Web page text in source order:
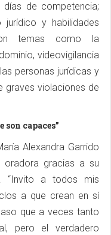
de competencia;
jurídico y habilidades
temas como la
videovigilancia
personas jurídicas y
graves violaciones de
son capaces”
Alexandra Garrido
gracias a su
“Invito a todos mis
a que crean en sí
que a veces tanto
pero el verdadero